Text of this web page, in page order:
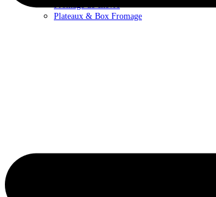
Fromage de chèvre
Plateaux & Box Fromage